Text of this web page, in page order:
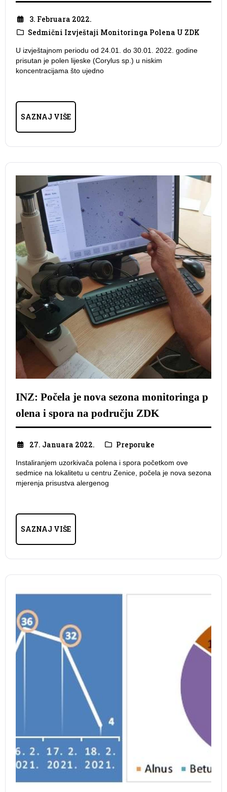
3. Februara 2022.
Sedmični Izvještaji Monitoringa Polena U ZDK
U izvještajnom periodu od 24.01. do 30.01. 2022. godine
prisutan je polen lijeske (Corylus sp.) u niskim
koncentracijama što ujedno
SAZNAJ VIŠE
INZ: Počela je nova sezona monitoringa p
olena i spora na području ZDK
27. Januara 2022. Preporuke
Instaliranjem uzorkivača polena i spora početkom ove
sedmice na lokalitetu u centru Zenice, počela je nova sezona
mjerenja prisustva alergenog
SAZNAJ VIŠE